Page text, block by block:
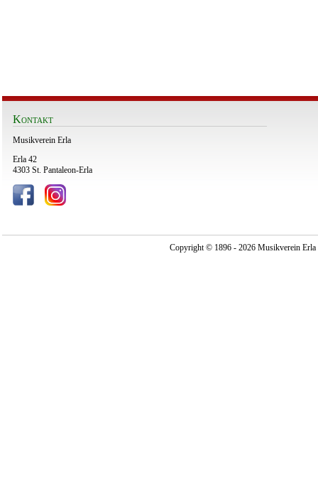
Kontakt
Musikverein Erla
Erla 42
4303 St. Pantaleon-Erla
Copyright © 1896 - 2026 Musikverein Erla